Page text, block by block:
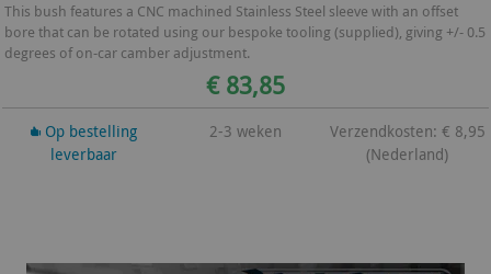
This bush features a CNC machined Stainless Steel sleeve with an offset
bore that can be rotated using our bespoke tooling (supplied), giving +/- 0.5
degrees of on-car camber adjustment.
€ 83,85
Op bestelling
leverbaar
2-3 weken
Verzendkosten: € 8,95
(Nederland)